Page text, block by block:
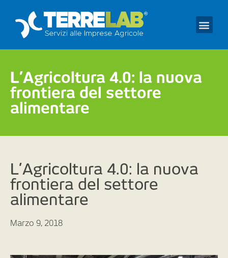
L’Agricoltura 4.0: la nuova
frontiera del settore
alimentare
L’Agricoltura 4.0: la nuova
frontiera del settore
alimentare
Marzo 9, 2018